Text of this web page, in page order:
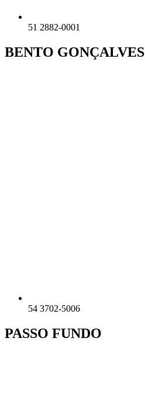
51 2882-0001
BENTO GONÇALVES
54 3702-5006
PASSO FUNDO